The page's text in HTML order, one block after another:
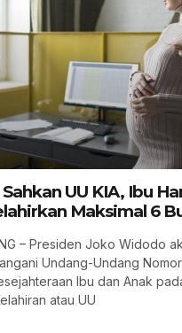
UU KIA, Ibu
Maksimal 6
– Presiden Joko Widodo
Undang-Undang
Ibu dan Anak
atau UU